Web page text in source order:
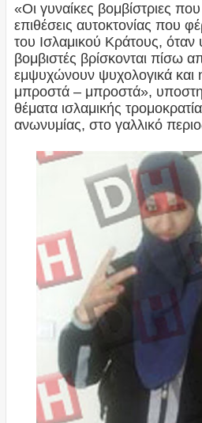
«Οι γυναίκες βομβίστριες
επιθέσεις αυτοκτονίας που
του Ισλαμικού Κράτους,
βομβιστές βρίσκονται πίσω
εμψυχώνουν ψυχολογικά και
μπροστά – μπροστά»,
θέματα ισλαμικής
ανωνυμίας, στο γαλλικό